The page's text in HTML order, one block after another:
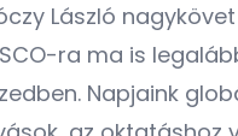
László
ra ma is
Napjaink